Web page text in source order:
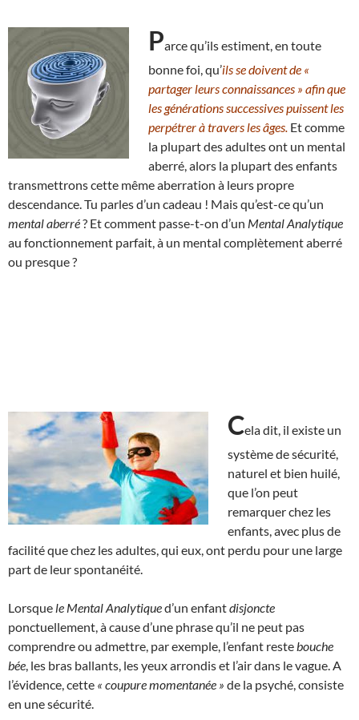
Parce qu’ils estiment, en toute
bonne foi, qu’ils se doivent de «
partager leurs connaissances » afin que
les générations successives puissent les
perpétrer à travers les âges. Et comme
la plupart des adultes ont un mental
aberré, alors la plupart des enfants
transmettrons cette même aberration à leurs propre
descendance. Tu parles d’un cadeau ! Mais qu’est-ce qu’un
mental aberré? Et comment passe-t-on d’un Mental Analytique
au fonctionnement parfait, à un mental complètement aberré
ou presque ?
Cela dit, il existe un
système de sécurité,
naturel et bien huilé,
que l’on peut
remarquer chez les
enfants, avec plus de
facilité que chez les adultes, qui eux, ont perdu pour une large
part de leur spontanéité.
Lorsque le Mental Analytiqued’un enfantdisjoncte
ponctuellement, à cause d’une phrase qu’il ne peut pas
comprendre ou admettre, par exemple, l’enfant reste bouche
bée , les bras ballants, les yeux arrondis et l’air dans le vague. A
l’évidence, cette « coupure momentanée » de la psyché, consiste
en une sécurité.